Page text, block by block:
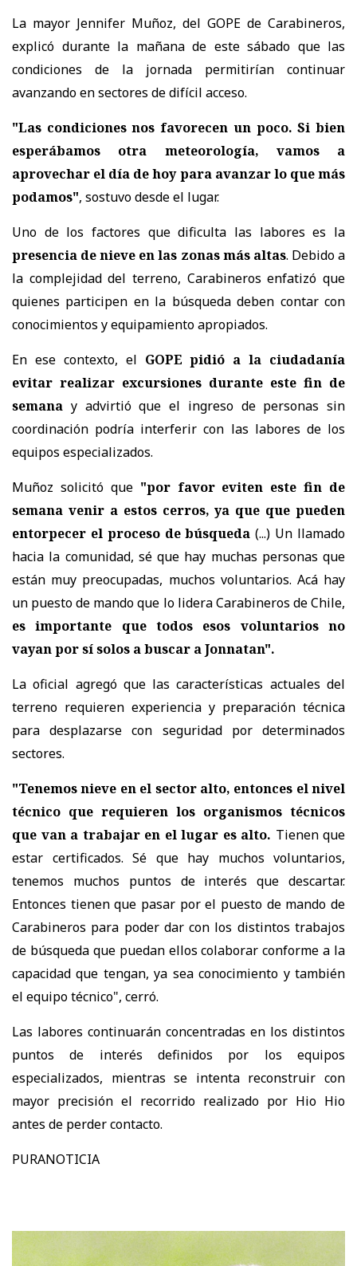
La mayor Jennifer Muñoz, del GOPE de Carabineros,
explicó durante la mañana de este sábado que las
condiciones de la jornada permitirían continuar
avanzando en sectores de difícil acceso.
"Las condiciones nos favorecen un poco. Si bien
esperábamos otra meteorología, vamos a
aprovechar el día de hoy para avanzar lo que más
podamos", sostuvo desde el lugar.
Uno de los factores que dificulta las labores es la
presencia de nieve en las zonas más altas. Debido a
la complejidad del terreno, Carabineros enfatizó que
quienes participen en la búsqueda deben contar con
conocimientos y equipamiento apropiados.
En ese contexto, el GOPE pidió a la ciudadanía
evitar realizar excursiones durante este fin de
semana y advirtió que el ingreso de personas sin
coordinación podría interferir con las labores de los
equipos especializados.
Muñoz solicitó que "por favor eviten este fin de
semana venir a estos cerros, ya que que pueden
entorpecer el proceso de búsqueda (...) Un llamado
hacia la comunidad, sé que hay muchas personas que
están muy preocupadas, muchos voluntarios. Acá hay
un puesto de mando que lo lidera Carabineros de Chile,
es importante que todos esos voluntarios no
vayan por sí solos a buscar a Jonnatan".
La oficial agregó que las características actuales del
terreno requieren experiencia y preparación técnica
para desplazarse con seguridad por determinados
sectores.
"Tenemos nieve en el sector alto, entonces el nivel
técnico que requieren los organismos técnicos
que van a trabajar en el lugar es alto. Tienen que
estar certificados. Sé que hay muchos voluntarios,
tenemos muchos puntos de interés que descartar.
Entonces tienen que pasar por el puesto de mando de
Carabineros para poder dar con los distintos trabajos
de búsqueda que puedan ellos colaborar conforme a la
capacidad que tengan, ya sea conocimiento y también
el equipo técnico", cerró.
Las labores continuarán concentradas en los distintos
puntos de interés definidos por los equipos
especializados, mientras se intenta reconstruir con
mayor precisión el recorrido realizado por Hio Hio
antes de perder contacto.
PURANOTICIA